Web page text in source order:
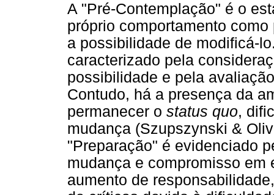
A "Pré-Contemplação" é o
próprio comportamento
a possibilidade de modificá-
caracterizado pela
possibilidade e pela
Contudo, há a presença da
permanecer o status quo,
mudança (Szupszynski &
"Preparação" é evidenciado
mudança e compromisso
aumento de